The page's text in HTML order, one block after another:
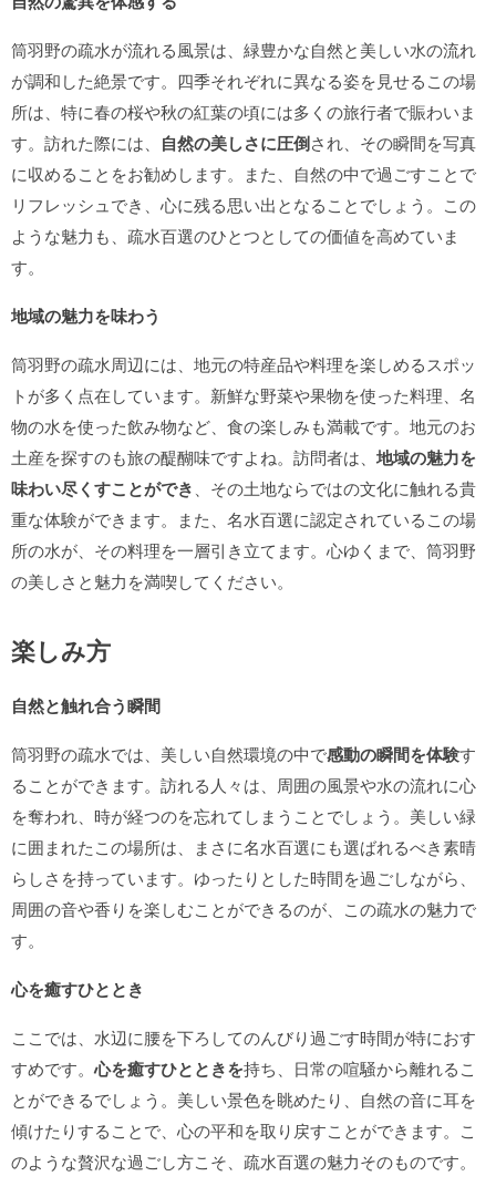
筒羽野の疏水が流れる風景は、緑豊かな自然と美しい水の流れ
が調和した絶景です。四季それぞれに異なる姿を見せるこの場
所は、特に春の桜や秋の紅葉の頃には多くの旅行者で賑わいま
す。訪れた際には、 自然の美しさに圧倒され、その瞬間を写真
に収めることをお勧めします。また、自然の中で過ごすことで
リフレッシュでき、心に残る思い出となることでしょう。この
ような魅力も、疏水百選のひとつとしての価値を高めていま
す。
地域の魅力を味わう
筒羽野の疏水周辺には、地元の特産品や料理を楽しめるスポッ
トが多く点在しています。新鮮な野菜や果物を使った料理、名
物の水を使った飲み物など、食の楽しみも満載です。地元のお
土産を探すのも旅の醍醐味ですよね。訪問者は、 地域の魅力を
味わい尽くすことができ 、その土地ならではの文化に触れる貴
重な体験ができます。また、名水百選に認定されているこの場
所の水が、その料理を一層引き立てます。心ゆくまで、筒羽野
の美しさと魅力を満喫してください。
楽しみ方
自然と触れ合う瞬間
筒羽野の疏水では、美しい自然環境の中で感動の瞬間を体験す
ることができます。訪れる人々は、周囲の風景や水の流れに心
を奪われ、時が経つのを忘れてしまうことでしょう。美しい緑
に囲まれたこの場所は、まさに名水百選にも選ばれるべき素晴
らしさを持っています。ゆったりとした時間を過ごしながら、
周囲の音や香りを楽しむことができるのが、この疏水の魅力で
す。
心を癒すひととき
ここでは、水辺に腰を下ろしてのんびり過ごす時間が特におす
すめです。心を癒すひとときを持ち、日常の喧騒から離れるこ
とができるでしょう。美しい景色を眺めたり、自然の音に耳を
傾けたりすることで、心の平和を取り戻すことができます。こ
のような贅沢な過ごし方こそ、疏水百選の魅力そのものです。